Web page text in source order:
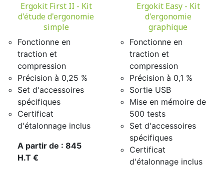
Ergokit First II - Kit
d'étude d'ergonomie
simple
Fonctionne en
traction et
compression
Précision à 0,25 %
Set d'accessoires
spécifiques
Certificat
d'étalonnage inclus
A partir de : 845
H.T €
Ergokit Easy - Kit
d'ergonomie
graphique
Fonctionne en
traction et
compression
Précision à 0,1 %
Sortie USB
Mise en mémoire de
500 tests
Set d'accessoires
spécifiques
Certificat
d'étalonnage inclus